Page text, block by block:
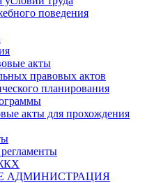
поведения
акты
правовых актов
планирования
акты для прохождения
АДМИНИСТРАЦИЯ